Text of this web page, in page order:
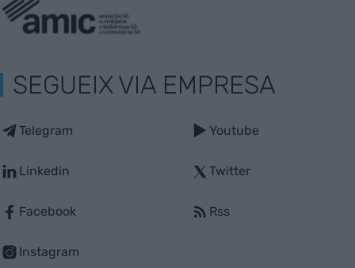
SEGUEIX VIA EMPRESA
Telegram
Linkedin
Facebook
Instagram
Youtube
Twitter
Rss